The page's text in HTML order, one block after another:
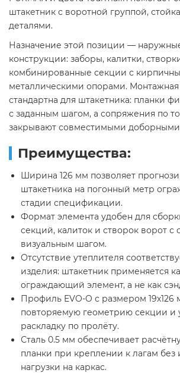
штакетник с воротной группой,
деталями.
Назначение этой позиции —
конструкции: заборы, калитки,
комбинированные секции с
металлическими опорами. Монтажная
стандартна для штакетника: планки
с заданным шагом, а сопряжения по
закрывают совместимыми
Преимущества:
Ширина 126 мм позволяет
штакетника на погонный метр
стадии спецификации.
Формат элемента удобен для
секций, калиток и створок ворот с
визуальным шагом.
Отсутствие утеплителя
изделия: штакетник применяется
ограждающий элемент, а не как
Профиль EVO-O с размером
повторяемую геометрию секции и
раскладку по пролёту.
Сталь 0.5 мм обеспечивает
планки при креплении к лагам без
нагрузки на каркас.